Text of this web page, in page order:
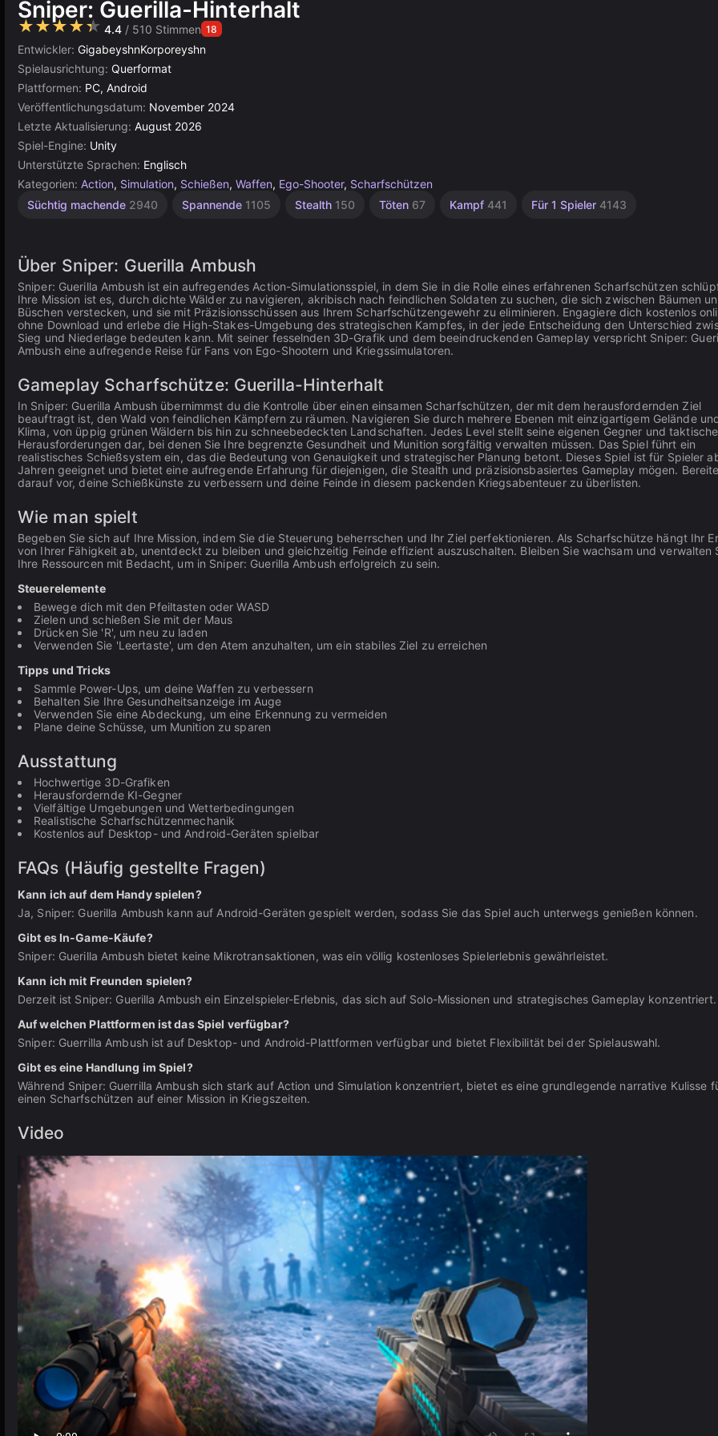
Sniper: Guerilla-Hinterhalt
★★★★★ 4.4 / 510 Stimmen 18
Entwickler: GigabeyshnKorporeyshn
Spielausrichtung: Querformat
Plattformen: PC, Android
Veröffentlichungsdatum: November 2024
Letzte Aktualisierung: August 2026
Spiel-Engine: Unity
Unterstützte Sprachen: Englisch
Kategorien: Action, Simulation, Schießen, Waffen, Ego-Shooter, Scharfschützen
Süchtig machende 2940 Spannende 1105 Stealth 150 Töten 67 Kampf 441 Für 1 Spieler 4143
Schneespaß
Hochwertige
Soldaten
Unity
Über Sniper: Guerilla Ambush
Sniper: Guerilla Ambush ist ein aufregendes Action-Simulationsspiel, in dem Sie in die Rolle eines erfahrenen Scharfschützen
Ihre Mission ist es, durch dichte Wälder zu navigieren, akribisch nach feindlichen Soldaten zu suchen, die sich zwischen Bäumen
Büschen verstecken, und sie mit Präzisionsschüssen aus Ihrem Scharfschützengewehr zu eliminieren. Engagiere dich kostenlos
ohne Download und erlebe die High-Stakes-Umgebung des strategischen Kampfes, in der jede Entscheidung den Unterschied
Sieg und Niederlage bedeuten kann. Mit seiner fesselnden 3D-Grafik und dem beeindruckenden Gameplay verspricht Sniper:
Ambush eine aufregende Reise für Fans von Ego-Shootern und Kriegssimulatoren.
Gameplay Scharfschütze: Guerilla-Hinterhalt
In Sniper: Guerilla Ambush übernimmst du die Kontrolle über einen einsamen Scharfschützen, der mit dem herausfordernden Ziel
beauftragt ist, den Wald von feindlichen Kämpfern zu räumen. Navigieren Sie durch mehrere Ebenen mit einzigartigem Gelände
Klima, von üppig grünen Wäldern bis hin zu schneebedeckten Landschaften. Jedes Level stellt seine eigenen Gegner und
Herausforderungen dar, bei denen Sie Ihre begrenzte Gesundheit und Munition sorgfältig verwalten müssen. Das Spiel führt ein
realistisches Schießsystem ein, das die Bedeutung von Genauigkeit und strategischer Planung betont. Dieses Spiel ist für Spieler
Jahren geeignet und bietet eine aufregende Erfahrung für diejenigen, die Stealth und präzisionsbasiertes Gameplay mögen.
darauf vor, deine Schießkünste zu verbessern und deine Feinde in diesem packenden Kriegsabenteuer zu überlisten.
Wie man spielt
Begeben Sie sich auf Ihre Mission, indem Sie die Steuerung beherrschen und Ihr Ziel perfektionieren. Als Scharfschütze hängt Ihr
von Ihrer Fähigkeit ab, unentdeckt zu bleiben und gleichzeitig Feinde effizient auszuschalten. Bleiben Sie wachsam und verwalten
Ihre Ressourcen mit Bedacht, um in Sniper: Guerilla Ambush erfolgreich zu sein.
Steuerelemente
Bewege dich mit den Pfeiltasten oder WASD
Zielen und schießen Sie mit der Maus
Drücken Sie 'R', um neu zu laden
Verwenden Sie 'Leertaste', um den Atem anzuhalten, um ein stabiles Ziel zu erreichen
Tipps und Tricks
Sammle Power-Ups, um deine Waffen zu verbessern
Behalten Sie Ihre Gesundheitsanzeige im Auge
Verwenden Sie eine Abdeckung, um eine Erkennung zu vermeiden
Plane deine Schüsse, um Munition zu sparen
Ausstattung
Hochwertige 3D-Grafiken
Herausfordernde KI-Gegner
Vielfältige Umgebungen und Wetterbedingungen
Realistische Scharfschützenmechanik
Kostenlos auf Desktop- und Android-Geräten spielbar
FAQs (Häufig gestellte Fragen)
Kann ich auf dem Handy spielen?
Ja, Sniper: Guerilla Ambush kann auf Android-Geräten gespielt werden, sodass Sie das Spiel auch unterwegs genießen können.
Gibt es In-Game-Käufe?
Sniper: Guerilla Ambush bietet keine Mikrotransaktionen, was ein völlig kostenloses Spielerlebnis gewährleistet.
Kann ich mit Freunden spielen?
Derzeit ist Sniper: Guerilla Ambush ein Einzelspieler-Erlebnis, das sich auf Solo-Missionen und strategisches Gameplay konzentriert.
Auf welchen Plattformen ist das Spiel verfügbar?
Sniper: Guerrilla Ambush ist auf Desktop- und Android-Plattformen verfügbar und bietet Flexibilität bei der Spielauswahl.
Gibt es eine Handlung im Spiel?
Während Sniper: Guerrilla Ambush sich stark auf Action und Simulation konzentriert, bietet es eine grundlegende narrative Kulisse
einen Scharfschützen auf einer Mission in Kriegszeiten.
Video